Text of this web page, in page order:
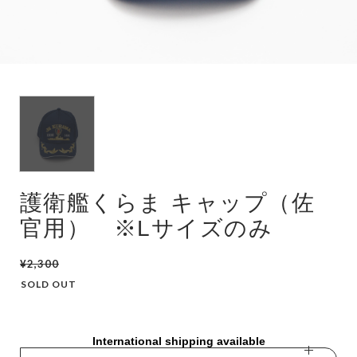
護衛艦くらま キャップ（佐
官用） ※Lサイズのみ
¥2,300
SOLD OUT
International shipping available